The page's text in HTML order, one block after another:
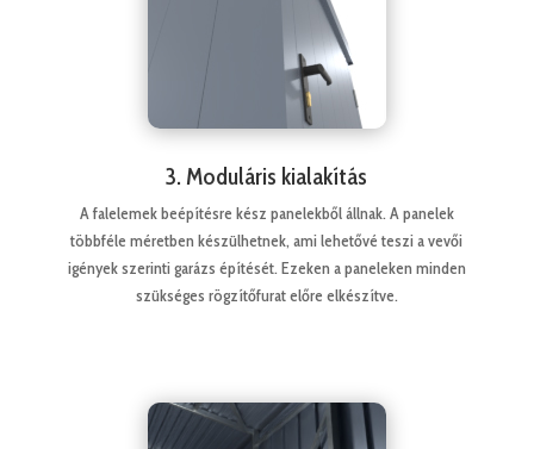
3. Moduláris kialakítás
A falelemek beépítésre kész panelekből állnak. A panelek
többféle méretben készülhetnek, ami lehetővé teszi a vevői
igények szerinti garázs építését. Ezeken a paneleken minden
szükséges rögzítőfurat előre elkészítve.